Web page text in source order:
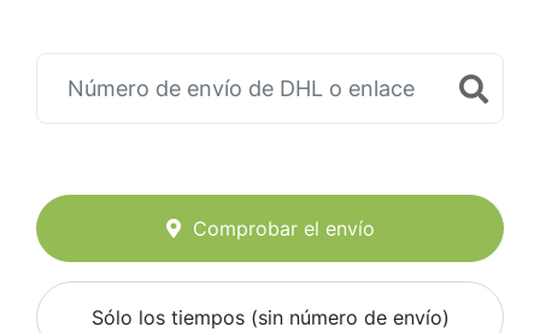
Comprobar el envío
Sólo los tiempos (sin número de envío)